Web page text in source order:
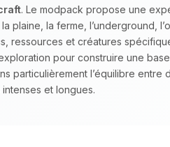
. Le modpack propose une
plaine, la ferme, l’underground,
ressources et créatures
pour construire une
particulièrement l’équilibre
et longues.